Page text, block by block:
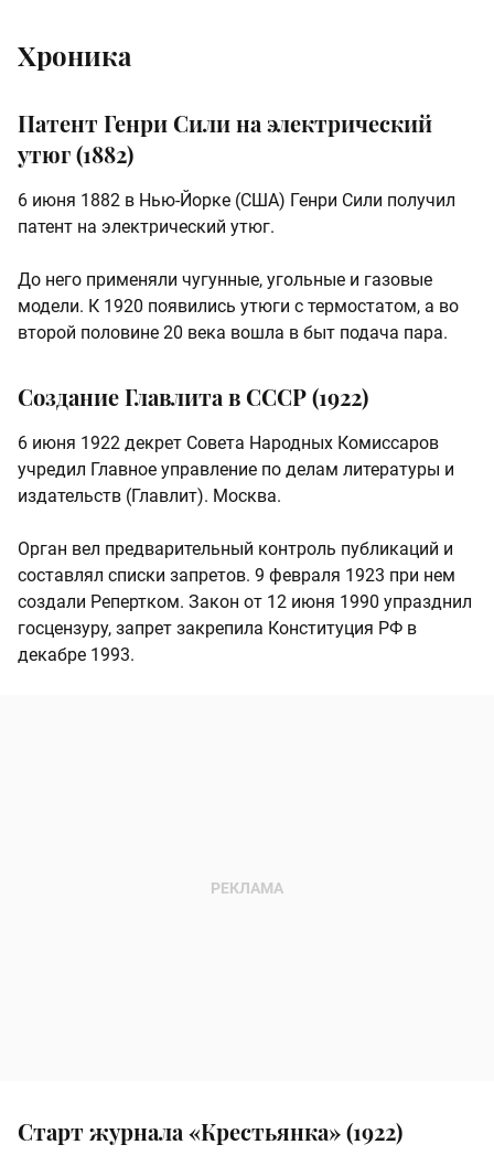
Хроника
Патент Генри Сили на электрический
утюг (1882)
6 июня 1882 в Нью-Йорке (США) Генри Сили получил
патент на электрический утюг.
До него применяли чугунные, угольные и газовые
модели. К 1920 появились утюги с термостатом, а во
второй половине 20 века вошла в быт подача пара.
Создание Главлита в СССР (1922)
6 июня 1922 декрет Совета Народных Комиссаров
учредил Главное управление по делам литературы и
издательств (Главлит). Москва.
Орган вел предварительный контроль публикаций и
составлял списки запретов. 9 февраля 1923 при нем
создали Репертком. Закон от 12 июня 1990 упразднил
госцензуру, запрет закрепила Конституция РФ в
декабре 1993.
Старт журнала «Крестьянка» (1922)